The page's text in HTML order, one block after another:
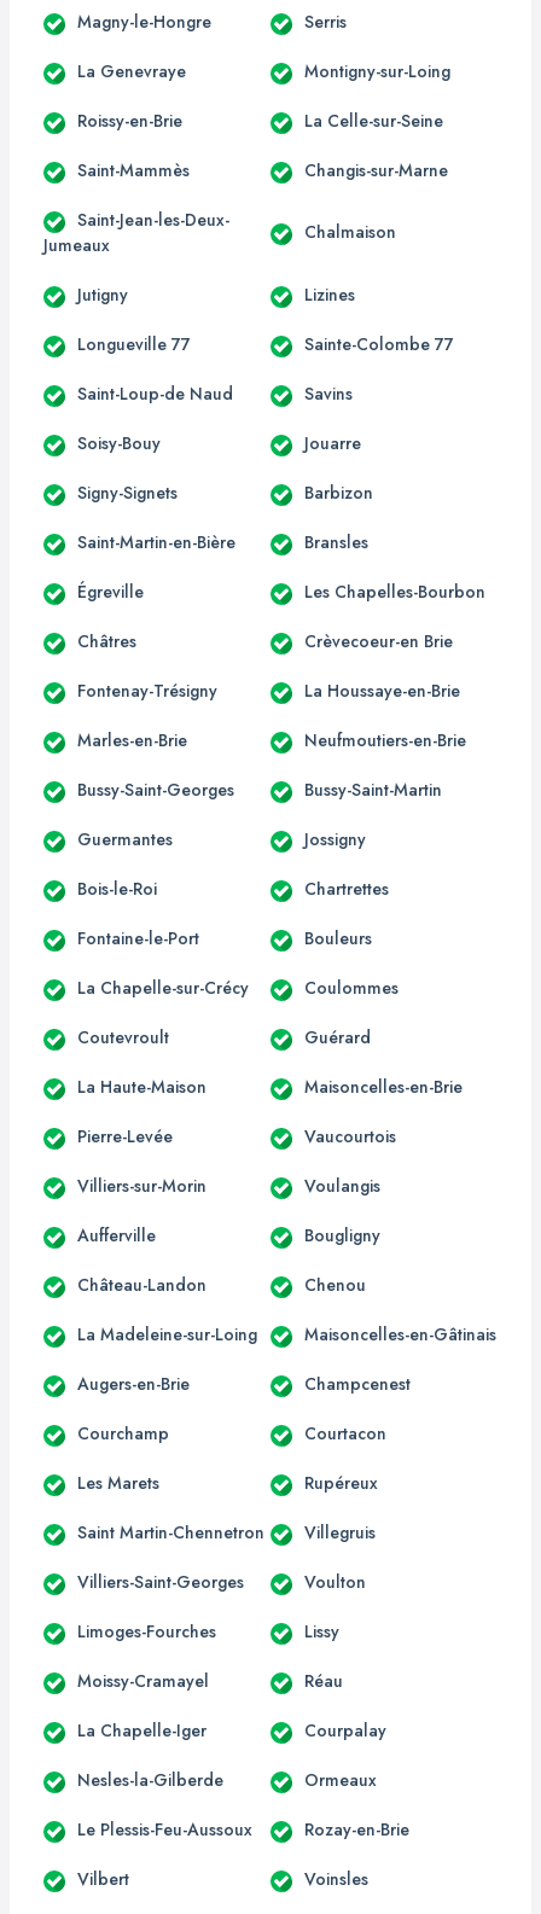
Magny-le-Hongre Serris
La Genevraye Montigny-sur-Loing
Roissy-en-Brie La Celle-sur-Seine
Saint-Mammès Changis-sur-Marne
Saint-Jean-les-Deux-
Jumeaux
Chalmaison
Jutigny Lizines
Longueville 77 Sainte-Colombe 77
Saint-Loup-de Naud Savins
Soisy-Bouy Jouarre
Signy-Signets Barbizon
Saint-Martin-en-Bière Bransles
Égreville Les Chapelles-Bourbon
Châtres Crèvecoeur-en Brie
Fontenay-Trésigny La Houssaye-en-Brie
Marles-en-Brie Neufmoutiers-en-Brie
Bussy-Saint-Georges Bussy-Saint-Martin
Guermantes Jossigny
Bois-le-Roi Chartrettes
Fontaine-le-Port Bouleurs
La Chapelle-sur-Crécy Coulommes
Coutevroult Guérard
La Haute-Maison Maisoncelles-en-Brie
Pierre-Levée Vaucourtois
Villiers-sur-Morin Voulangis
Aufferville Bougligny
Château-Landon Chenou
La Madeleine-sur-Loing Maisoncelles-en-Gâtinais
Augers-en-Brie Champcenest
Courchamp Courtacon
Les Marets Rupéreux
Saint Martin-Chennetron Villegruis
Villiers-Saint-Georges Voulton
Limoges-Fourches Lissy
Moissy-Cramayel Réau
La Chapelle-Iger Courpalay
Nesles-la-Gilberde Ormeaux
Le Plessis-Feu-Aussoux Rozay-en-Brie
Vilbert Voinsles